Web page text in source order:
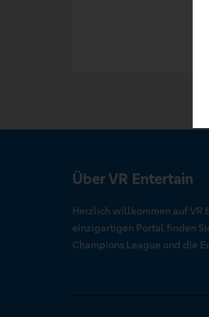
Über VR Entertain
Herzlich willkommen auf VR
einzigartigen Portal finden
Champions League und die